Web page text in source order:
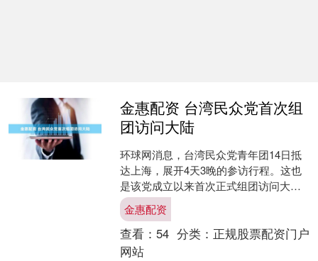
金惠配资 台湾民众党首次组
团访问大陆
环球网消息，台湾民众党青年团14日抵
达上海，展开4天3晚的参访行程。这也
是该党成立以来首次正式组团访问大
陆。 \n 据台湾联合新闻网14日报道，台
湾民众党中央评....
金惠配资
查看： 54 分类： 正规股票配资门户
网站